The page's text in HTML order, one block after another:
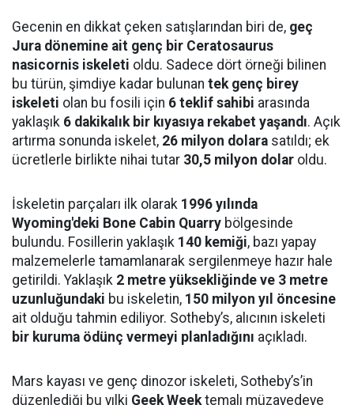
Gecenin en dikkat çeken satışlarından biri de, geç
Jura dönemine ait genç bir Ceratosaurus
nasicornis iskeleti oldu. Sadece dört örneği bilinen
bu türün, şimdiye kadar bulunan tek genç birey
iskeleti olan bu fosili için 6 teklif sahibi arasında
yaklaşık 6 dakikalık bir kıyasıya rekabet yaşandı. Açık
artırma sonunda iskelet, 26 milyon dolara satıldı; ek
ücretlerle birlikte nihai tutar 30,5 milyon dolar oldu.
İskeletin parçaları ilk olarak 1996 yılında
Wyoming'deki Bone Cabin Quarry bölgesinde
bulundu. Fosillerin yaklaşık 140 kemiği, bazı yapay
malzemelerle tamamlanarak sergilenmeye hazır hale
getirildi. Yaklaşık 2 metre yüksekliğinde ve 3 metre
uzunluğundaki bu iskeletin, 150 milyon yıl öncesine
ait olduğu tahmin ediliyor. Sotheby’s, alıcının iskeleti
bir kuruma ödünç vermeyi planladığını açıkladı.
Mars kayası ve genç dinozor iskeleti, Sotheby’s’in
düzenlediği bu yılki Geek Weektemalı müzayedeye